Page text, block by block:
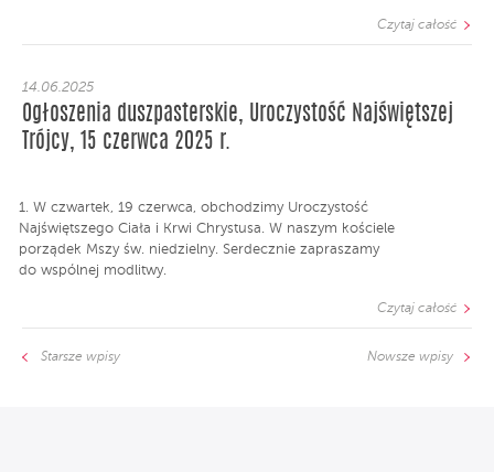
Czytaj całość
14.06.2025
Ogłoszenia duszpasterskie, Uroczystość Najświętszej
Trójcy, 15 czerwca 2025 r.
1. W czwartek, 19 czerwca, obchodzimy Uroczystość
Najświętszego Ciała i Krwi Chrystusa. W naszym kościele
porządek Mszy św. niedzielny. Serdecznie zapraszamy
do wspólnej modlitwy.
Czytaj całość
Nowsze wpisy
Starsze wpisy